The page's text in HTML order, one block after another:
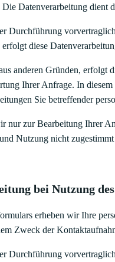
Datenverarbeitung dient
Durchführung
erfolgt diese
anderen Gründen, erfolgt
Ihrer Anfrage. In
Sie betreffender
nur zur Bearbeitung Ihrer
Nutzung nicht zugestimmt
bei Nutzung
erheben wir Ihre
Zweck der
Durchführung